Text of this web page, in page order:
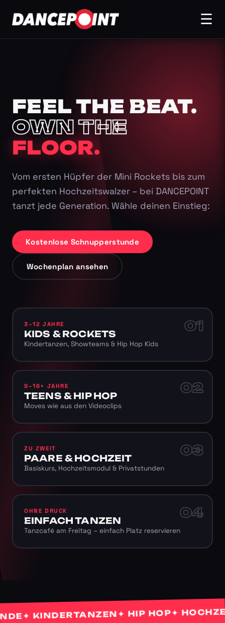
☰
FEEL THE BEAT.
OWN THE
FLOOR.
Vom ersten Hüpfer der Mini Rockets bis zum
perfekten Hochzeitswalzer – bei DANCEPOINT
tanzt jede Generation. Wähle deinen Einstieg:
Kostenlose Schnupperstunde
Wochenplan ansehen
01
3–12 JAHRE
KIDS & ROCKETS
Kindertanzen, Showteams & Hip Hop Kids
02
9–16+ JAHRE
TEENS & HIP HOP
Moves wie aus den Videoclips
03
ZU ZWEIT
PAARE & HOCHZEIT
Basiskurs, Hochzeitsmodul & Privatstunden
04
OHNE DRUCK
EINFACH TANZEN
Tanzcafé am Freitag – einfach Platz reservieren
KINDERTANZEN✦ HIP HOP ✦